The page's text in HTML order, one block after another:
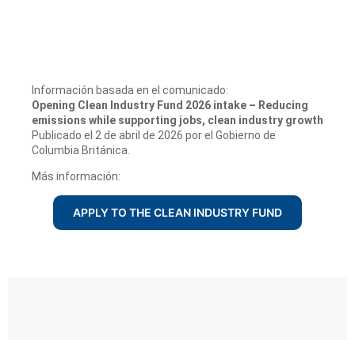
Información basada en el comunicado:
Opening Clean Industry Fund 2026 intake – Reducing
emissions while supporting jobs, clean industry growth
Publicado el 2 de abril de 2026 por el Gobierno de
Columbia Británica.
Más información:
APPLY TO THE CLEAN INDUSTRY FUND